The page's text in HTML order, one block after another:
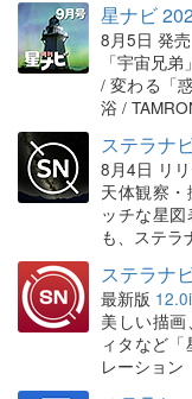
星ナビ
8月5日 発売
「宇宙兄
/ 変わる「
浴 /
ステラナ
8月4日 リ
天体観察
ッチな星
も、ステラ
ステラナ
最新版 12.0i
美しい描
ィタなど
レーション